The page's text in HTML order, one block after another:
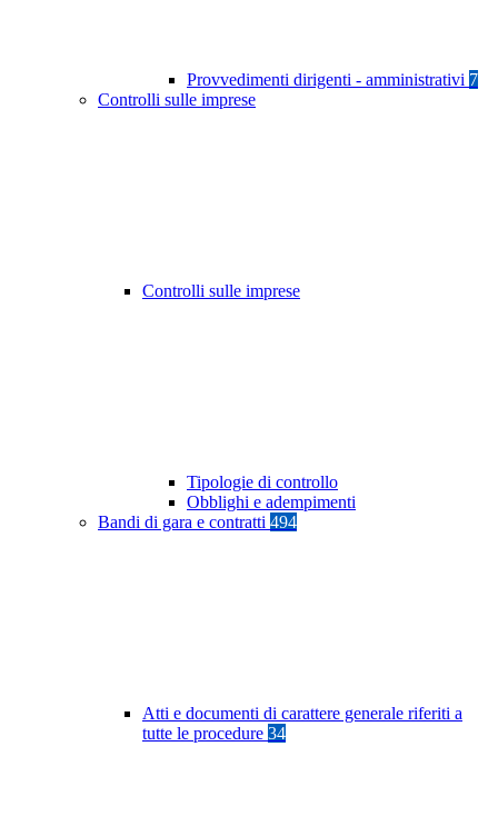
Provvedimenti dirigenti - amministrativi 7
Controlli sulle imprese
Controlli sulle imprese
Tipologie di controllo
Obblighi e adempimenti
Bandi di gara e contratti 494
Atti e documenti di carattere generale riferiti a
tutte le procedure 34